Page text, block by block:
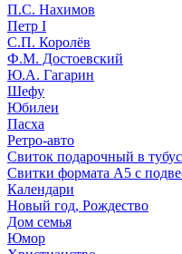
П.С. Нахимов
Петр I
С.П. Королёв
Ф.М. Достоевский
Ю.А. Гагарин
Шефу
Юбилеи
Пасха
Ретро-авто
Свиток подарочный в
Свитки формата А5 с
Календари
Новый год, Рождество
Дом семья
Юмор